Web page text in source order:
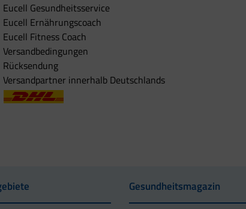
Eucell Gesundheitsservice
Eucell Ernährungscoach
Eucell Fitness Coach
Versandbedingungen
Rücksendung
Versandpartner innerhalb Deutschlands
Gesundheitsmagazin